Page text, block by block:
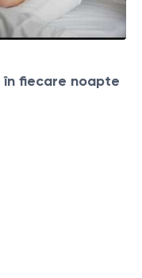
fiecare noapte